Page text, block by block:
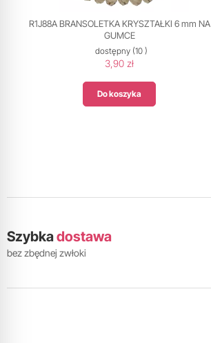
R1J88A BRANSOLETKA KRYSZTAŁKI 6 mm NA
GUMCE
dostępny(10 )
3,90 zł
Do koszyka
Szybkadostawa
bez zbędnej zwłoki